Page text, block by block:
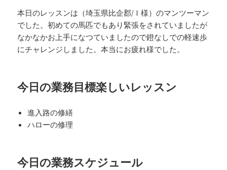
本日のレッスンは（埼玉県比企郡/Ｉ様）のマンツーマン
でした。初めての馬匹でもあり緊張をされていましたが
なかなかお上手になつていましたので鐙なしでの軽速歩
にチャレンジしました。本当にお疲れ様でした。
今日の業務目標楽しいレッスン
進入路の修繕
ハローの修理
今日の業務スケジュール